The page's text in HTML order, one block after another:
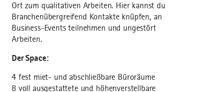
Ort zum qualitativen Arbeiten. Hier kannst du
Branchenübergreifend Kontakte knüpfen, an
Business-Events teilnehmen und ungestört
Arbeiten.
Der Space:
4 fest miet- und abschließbare Büroräume
8 voll ausgestattete und höhenverstellbare